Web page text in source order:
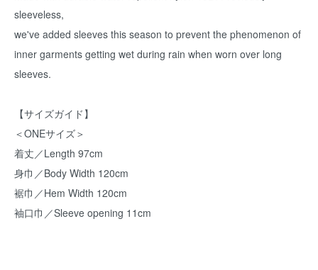
sleeveless,
we've added sleeves this season to prevent the phenomenon of
inner garments getting wet during rain when worn over long
sleeves.
【サイズガイド】
＜ONEサイズ＞
着丈／Length 97cm
身巾／Body Width 120cm
裾巾／Hem Width 120cm
袖口巾／Sleeve opening 11cm